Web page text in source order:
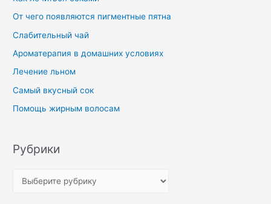
От чего появляются пигментные пятна
Слабительный чай
Ароматерапия в домашних условиях
Лечение льном
Самый вкусный сок
Помощь жирным волосам
Рубрики